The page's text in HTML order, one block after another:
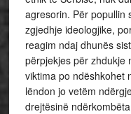
agresorin. Për popullin
zgjedhje ideologjike,
reagim ndaj dhunës
përpjekjes për zhdukje
viktima po ndëshkohet
lëndon jo vetëm
drejtësinë